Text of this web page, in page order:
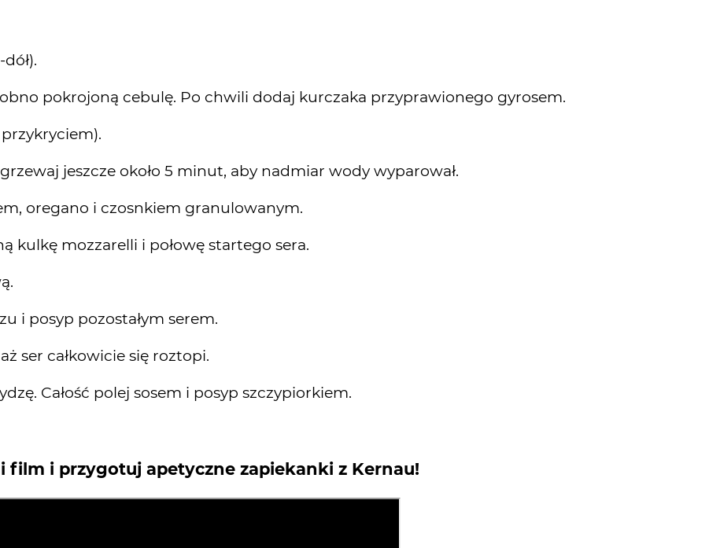
pokrojoną cebulę. Po chwili dodaj kurczaka przyprawionego gyrosem.
jeszcze około 5 minut, aby nadmiar wody wyparował.
oregano i czosnkiem granulowanym.
kulkę mozzarelli i połowę startego sera.
i posyp pozostałym serem.
ser całkowicie się roztopi.
Całość polej sosem i posyp szczypiorkiem.
film i przygotuj apetyczne zapiekanki z Kernau!